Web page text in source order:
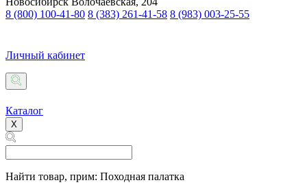
8 (800) 100-41-80 8 (383) 261-41-58 8 (983) 003-25-55
Личный кабинет
Каталог
X
Найти товар, прим: Походная палатка